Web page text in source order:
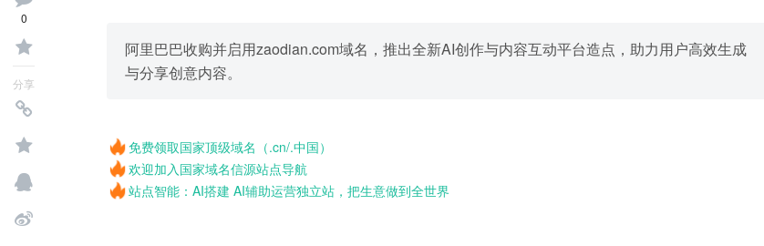
0
分享
阿里巴巴收购并启用zaodian.com域名，推出全新AI创作与内容互动平台造点，助力用户高效生成
与分享创意内容。
免费领取国家顶级域名（.cn/.中国）
欢迎加入国家域名信源站点导航
站点智能：AI搭建 AI辅助运营独立站，把生意做到全世界